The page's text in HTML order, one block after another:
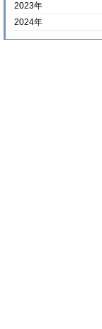
2023年
2024年